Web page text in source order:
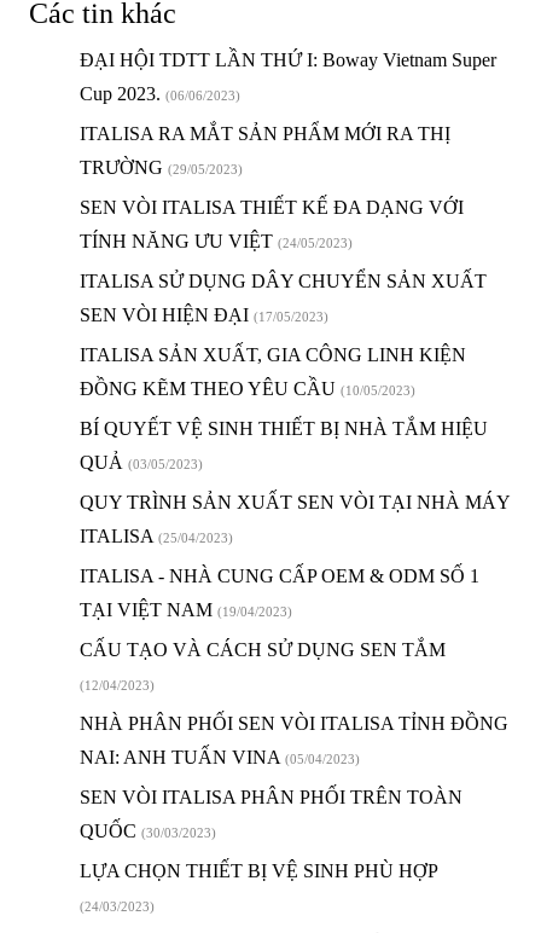
Các tin khác
ĐẠI HỘI TDTT LẦN THỨ I: Boway Vietnam Super
Cup 2023. (06/06/2023)
ITALISA RA MẮT SẢN PHẨM MỚI RA THỊ
TRƯỜNG (29/05/2023)
SEN VÒI ITALISA THIẾT KẾ ĐA DẠNG VỚI
TÍNH NĂNG ƯU VIỆT (24/05/2023)
ITALISA SỬ DỤNG DÂY CHUYỂN SẢN XUẤT
SEN VÒI HIỆN ĐẠI (17/05/2023)
ITALISA SẢN XUẤT, GIA CÔNG LINH KIỆN
ĐỒNG KẼM THEO YÊU CẦU (10/05/2023)
BÍ QUYẾT VỆ SINH THIẾT BỊ NHÀ TẮM HIỆU
QUẢ (03/05/2023)
QUY TRÌNH SẢN XUẤT SEN VÒI TẠI NHÀ MÁY
ITALISA (25/04/2023)
ITALISA - NHÀ CUNG CẤP OEM & ODM SỐ 1
TẠI VIỆT NAM (19/04/2023)
CẤU TẠO VÀ CÁCH SỬ DỤNG SEN TẮM
(12/04/2023)
NHÀ PHÂN PHỐI SEN VÒI ITALISA TỈNH ĐỒNG
NAI: ANH TUẤN VINA (05/04/2023)
SEN VÒI ITALISA PHÂN PHỐI TRÊN TOÀN
QUỐC (30/03/2023)
LỰA CHỌN THIẾT BỊ VỆ SINH PHÙ HỢP
(24/03/2023)